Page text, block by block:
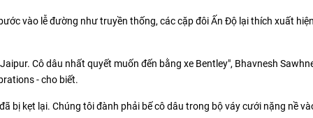
vào lễ đường như truyền thống, các cặp đôi Ấn Độ lại thích xuất
Cô dâu nhất quyết muốn đến bằng xe Bentley", Bhavnesh
- cho biết.
bị kẹt lại. Chúng tôi đành phải bế cô dâu trong bộ váy cưới nặng nề